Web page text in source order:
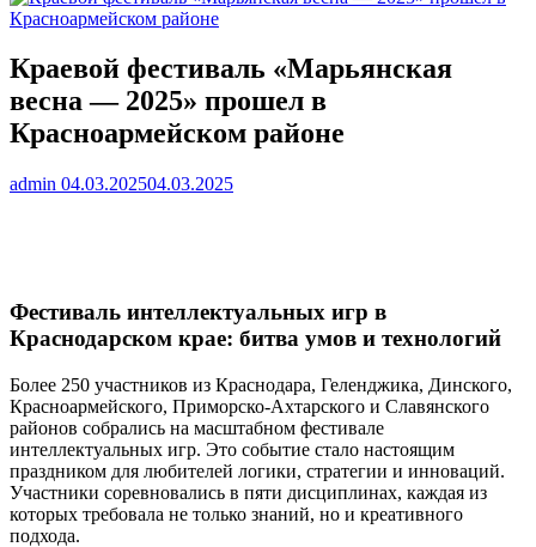
Краевой фестиваль «Марьянская
весна — 2025» прошел в
Красноармейском районе
admin 04.03.202504.03.2025
Фестиваль интеллектуальных игр в
Краснодарском крае: битва умов и технологий
Более 250 участников из Краснодара, Геленджика, Динского,
Красноармейского, Приморско-Ахтарского и Славянского
районов собрались на масштабном фестивале
интеллектуальных игр. Это событие стало настоящим
праздником для любителей логики, стратегии и инноваций.
Участники соревновались в пяти дисциплинах, каждая из
которых требовала не только знаний, но и креативного
подхода.